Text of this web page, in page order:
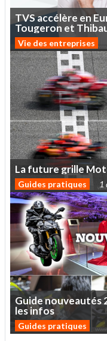
TVSaccélère en
Tougeron et
Vie des entreprises
Lafuturegrille
Guides pratiques 1
Guidenouveautés
lesinfos
Guides pratiques